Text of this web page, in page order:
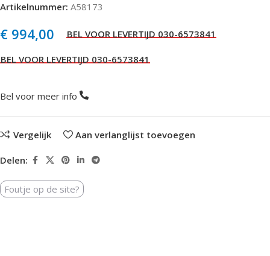
Artikelnummer: A58173
€ 994,00
Bel voor meer info
Vergelijk Aan verlanglijst toevoegen
Delen:
Foutje op de site?